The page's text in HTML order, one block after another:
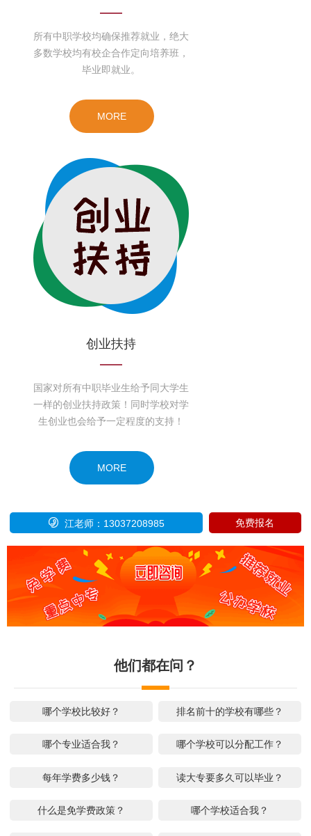
所有中职学校均确保推荐就业，绝大
多数学校均有校企合作定向培养班，
毕业即就业。
MORE
创业扶持
国家对所有中职毕业生给予同大学生
一样的创业扶持政策！同时学校对学
生创业也会给予一定程度的支持！
MORE
 江老师：13037208985 免费报名
他们都在问？
哪个学校比较好？ 排名前十的学校有哪些？
哪个专业适合我？ 哪个学校可以分配工作？
每年学费多少钱？ 读大专要多久可以毕业？
什么是免学费政策？ 哪个学校适合我？